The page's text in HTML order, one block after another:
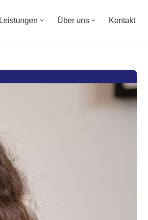
Leistungen Über uns Kontakt